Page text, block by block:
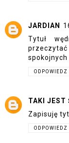
JARDIAN
Tytuł
spokojnych
ODPOWIEDZ
TAKI JEST
Zapisuję
ODPOWIEDZ